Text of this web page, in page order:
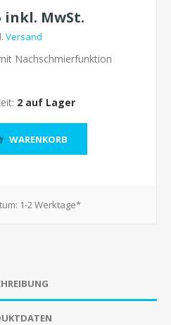
inkl. MwSt.
Versand
Nachschmierfunktion
2 auf Lager
1-2 Werktage*